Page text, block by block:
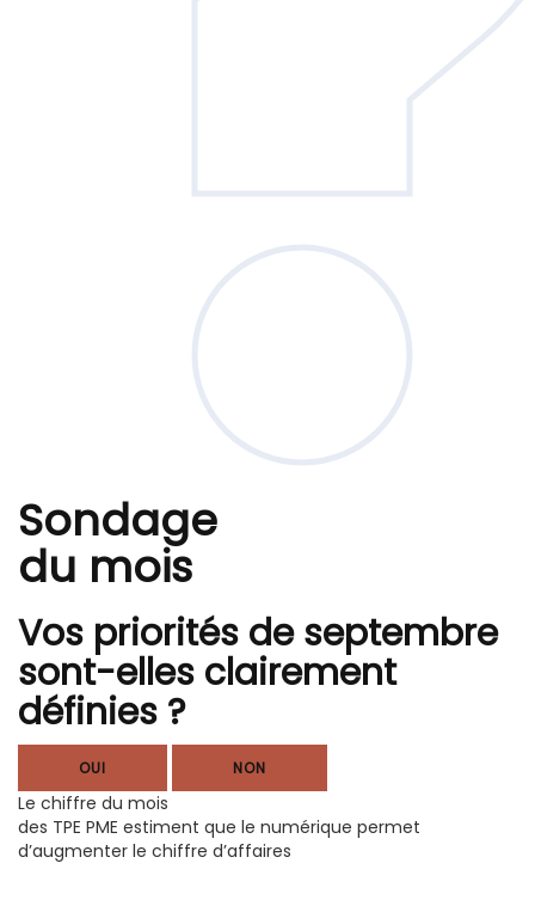
Sondage
du mois
Vos priorités de septembre
sont-elles clairement
définies ?
OUI NON
Le chiffre du mois
des TPE PME estiment que le numérique permet
d’augmenter le chiffre d’affaires